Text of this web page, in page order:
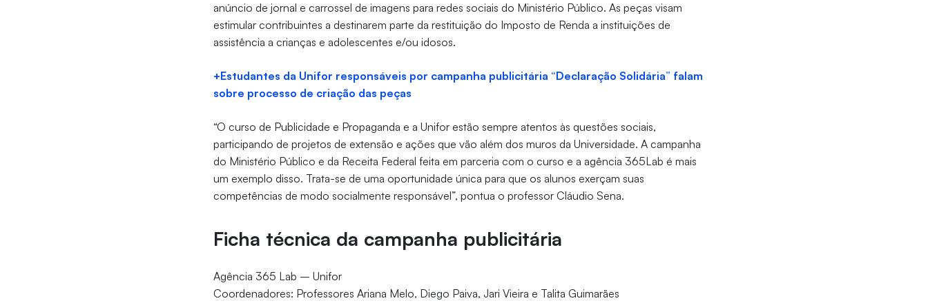
anúncio de jornal e carrossel de imagens para redes sociais do Ministério Público. As peças visam
estimular contribuintes a destinarem parte da restituição do Imposto de Renda a instituições de
assistência a crianças e adolescentes e/ou idosos.
+Estudantes da Unifor responsáveis por campanha publicitária “Declaração Solidária” falam
sobre processo de criação das peças
“O curso de Publicidade e Propaganda e a Unifor estão sempre atentos às questões sociais,
participando de projetos de extensão e ações que vão além dos muros da Universidade. A campanha
do Ministério Público e da Receita Federal feita em parceria com o curso e a agência 365Lab é mais
um exemplo disso. Trata-se de uma oportunidade única para que os alunos exerçam suas
competências de modo socialmente responsável”, pontua o professor Cláudio Sena.
Ficha técnica da campanha publicitária
Agência 365 Lab – Unifor
Coordenadores: Professores Ariana Melo, Diego Paiva, Jari Vieira e Talita Guimarães